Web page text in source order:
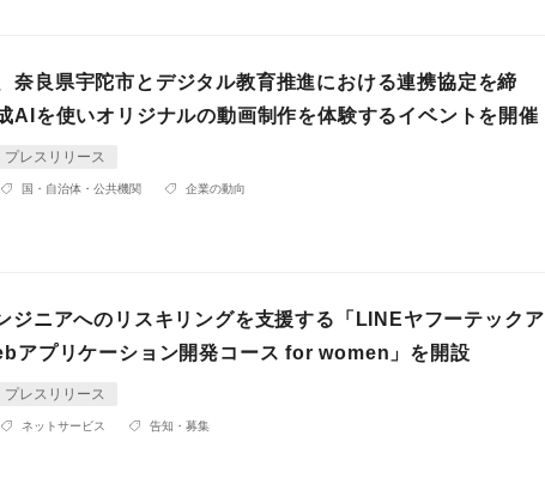
奈良県宇陀市とデジタル教育推進における連携協定を締
AIを使いオリジナルの動画制作を体験するイベントを開催
プレスリリース
国・自治体・公共機関 企業の動向
ジニアへのリスキリングを支援する「LINEヤフーテックア
アプリケーション開発コース for women」を開設
プレスリリース
ネットサービス 告知・募集